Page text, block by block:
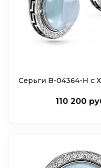
Серьги B-04364-H с
110 200